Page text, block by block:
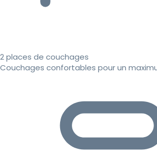
2 places de couchages
Couchages confortables pour un